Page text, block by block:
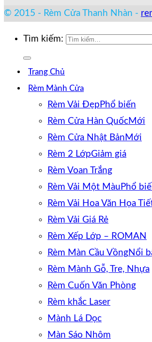
© 2015 - Rèm Cửa Thanh Nhàn -
Tìm kiếm:
Trang Chủ
Rèm Mành Cửa
Rèm Vải Đẹp
Rèm Cửa Hàn Quốc
Rèm Cửa Nhật Bản
Rèm 2 Lớp
Rèm Voan Trắng
Rèm Vải Một Màu
Rèm Vải Hoa Văn Họa
Rèm Vải Giá Rẻ
Rèm Xếp Lớp – ROMAN
Rèm Màn Cầu Vồng
Rèm Mành Gỗ, Tre, Nhựa
Rèm Cuốn Văn Phòng
Rèm khắc Laser
Mành Lá Dọc
Màn Sáo Nhôm